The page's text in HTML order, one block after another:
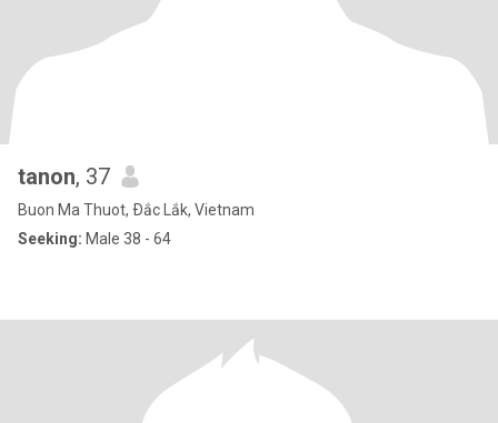
tanon, 37
Buon Ma Thuot, Ðắc Lắk, Vietnam
Seeking: Male 38 - 64